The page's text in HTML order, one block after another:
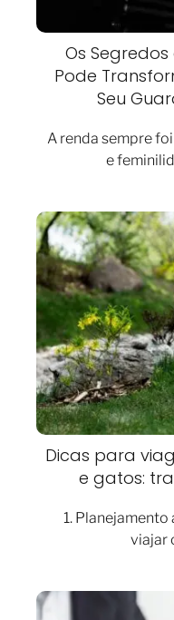
Os
Pode
Seu
A renda sempre
e
Dicas para
e gatos:
1.
viajar